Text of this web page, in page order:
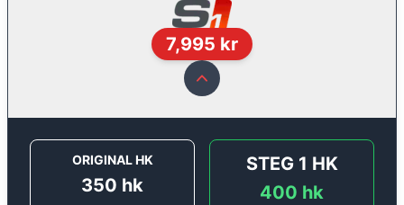
7,995 kr
ORIGINAL HK
350 hk
STEG 1 HK
400 hk